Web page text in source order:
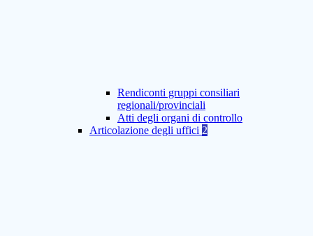
Rendiconti gruppi consiliari
regionali/provinciali
Atti degli organi di controllo
Articolazione degli uffici 2